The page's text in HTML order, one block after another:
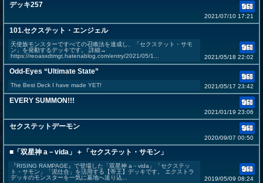
デッキ257
2021/07/10 17:21
101.セクステット・エンジェル
天使族モンスターですべての召喚法を達成し、「セクステット・サモ
ン」を発動するデッキです。 詳細→
https://reoasxdtmgt.hatenablog.com/entry/2021/05/1...
2021/05/18 22:02
Odd-Eyes “Ultimate State”
The Best Deck I have made YET! 2021/05/17 23:42
EVERY SUMMON!!!
2021/01/19 23:06
セクステットデーモン
2020/09/07 00:50
■「双星神 a－vida」＋「セクステット・サモン」
『RISING RAMPAGE』で登場した「双星神 a－vida」「セクステッ
ト・サモン」「泥仕合」を活用する【帝王】デッキです。 エクストラ
デッキのモンスターを一気に墓地へ送り込...
2019/05/09 08:24